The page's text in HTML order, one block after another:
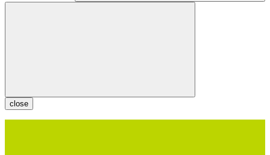
close